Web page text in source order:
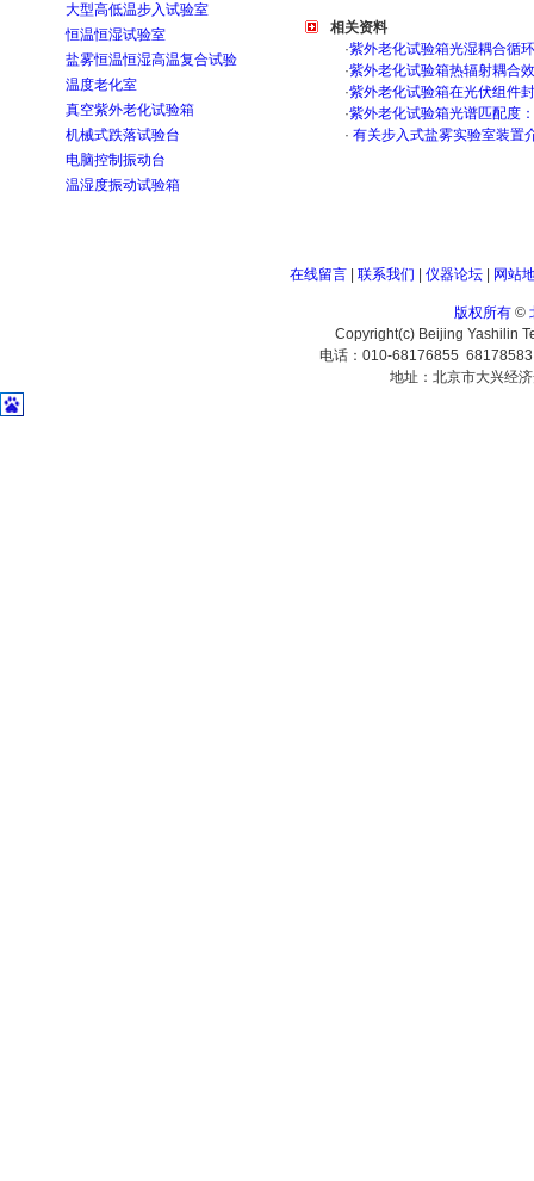
大型高低温步入试验室
恒温恒湿试验室
盐雾恒温恒湿高温复合试验
温度老化室
真空紫外老化试验箱
机械式跌落试验台
电脑控制振动台
温湿度振动试验箱
相关资料
·紫外老化试验箱光湿耦合循
·紫外老化试验箱热辐射耦合
·紫外老化试验箱在光伏组件
·紫外老化试验箱光谱匹配度
· 有关步入式盐雾实验室装置
在线留言| 联系我们 仪器论坛| 网站
版权所有©
Copyright(c) Beijing Yashilin
电话：010-68176855
地址：北京市大兴经